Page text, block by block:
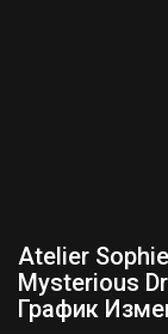
Atelier
Mysterious
График